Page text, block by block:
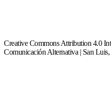
Creative Commons Attribution 4.0
Comunicación Alternativa | San